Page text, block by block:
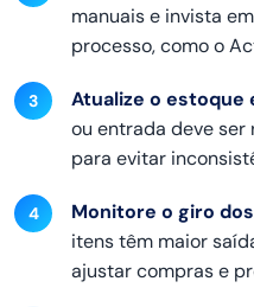
manuais e invista
processo, como o
Atualize o estoque
ou entrada deve
para evitar
Monitore o giro
itens têm maior
ajustar compras e